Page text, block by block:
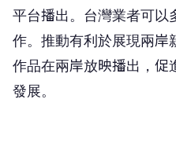
平台播出。台灣業者可以
作。推動有利於展現兩岸
作品在兩岸放映播出，促
發展。